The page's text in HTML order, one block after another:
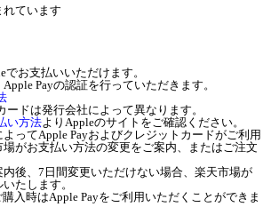
れています
でお支払いいただけます。
Payの認証を行っていただきます。
ードは発行会社によって異なります。
い方法よりAppleのサイトをご確認ください。
ってApple Payおよびクレジットカードがご利用
がお支払い方法の変更をご案内、またはご注文
後、7日間変更いただけない場合、楽天市場が
たします。
入時はApple Payをご利用いただくことができま